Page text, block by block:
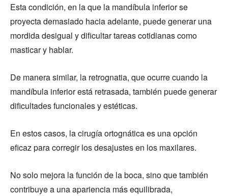
Esta condición, en la que la mandíbula inferior se
proyecta demasiado hacia adelante, puede generar una
mordida desigual y dificultar tareas cotidianas como
masticar y hablar.
De manera similar, la retrognatia, que ocurre cuando la
mandíbula inferior está retrasada, también puede generar
dificultades funcionales y estéticas.
En estos casos, la cirugía ortognática es una opción
eficaz para corregir los desajustes en los maxilares.
No solo mejora la función de la boca, sino que también
contribuye a una apariencia más equilibrada,